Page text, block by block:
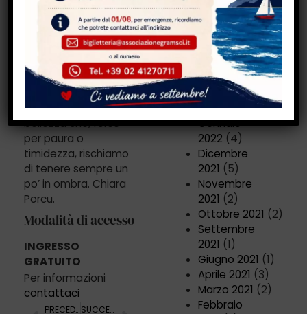
causare.
Parole come:
giustizia, arte,
scrittura,
riconoscimento e
coraggio riusciranno
a tirarci fuori quella
bellezza che, forse
per paura o
timidezza, rischiamo
di tenere sempre un
po’ in ombra. Chiara
Porcu.
Modalità di accesso
INGRESSO
GRATUITO
Per informazioni
contattaci
PRECEDENTE SUCCESSIVO
Luglio 2022(2)
Giugno 2022(1)
Maggio 2022(1)
Aprile 2022(4)
Marzo 2022(6)
Febbraio
2022(5)
Gennaio
2022 (4)
Dicembre
2021 (5)
Novembre
2021 (2)
Ottobre 2021 (2)
Settembre
2021 (1)
Giugno 2021 (1)
Aprile 2021 (3)
Marzo 2021 (2)
Febbraio